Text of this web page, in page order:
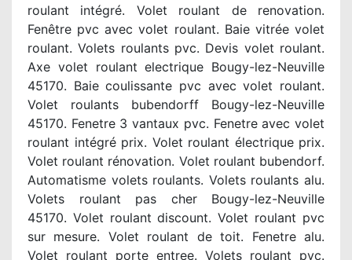
roulant intégré. Volet roulant de renovation.
Fenêtre pvc avec volet roulant. Baie vitrée volet
roulant. Volets roulants pvc. Devis volet roulant.
Axe volet roulant electrique Bougy-lez-Neuville
45170. Baie coulissante pvc avec volet roulant.
Volet roulants bubendorff Bougy-lez-Neuville
45170. Fenetre 3 vantaux pvc. Fenetre avec volet
roulant intégré prix. Volet roulant électrique prix.
Volet roulant rénovation. Volet roulant bubendorf.
Automatisme volets roulants. Volets roulants alu.
Volets roulant pas cher Bougy-lez-Neuville
45170. Volet roulant discount. Volet roulant pvc
sur mesure. Volet roulant de toit. Fenetre alu.
Volet roulant porte entree. Volets roulant pvc.